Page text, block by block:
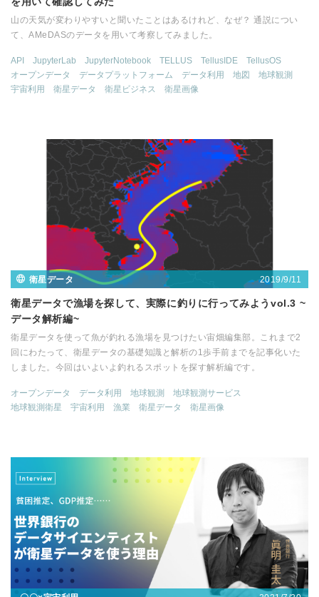
山の天気が変わりやすいと聞いたことはあるけれど、なぜ？ 通説につい
て、AMeDASのデータを用いて考察してみました。
API JupyterLab JupyterNotebook TELLUS TellusIDE
TellusOS
オープンデータ
データプラットフォーム データ利用 地図
地球観測
宇宙利用
衛星データ 衛星ビジネス 衛星画像
衛星データ 2019/9/11
衛星データで漁場を探して、実際に釣りに行ってみようvol.3 ~
データ解析編~
衛星データを使って魚が釣れる漁場を見つけたい宙畑編集部。これまで2
回にわたって、衛星データの基礎知識と解析の1歩手前までを記事化いた
しました。今回はいよいよ釣れるスポットを探す解析編です。
オープンデータ データ利用 地球観測
地球観測サービス
地球観測衛星
宇宙利用 漁業 衛星データ 衛星画像